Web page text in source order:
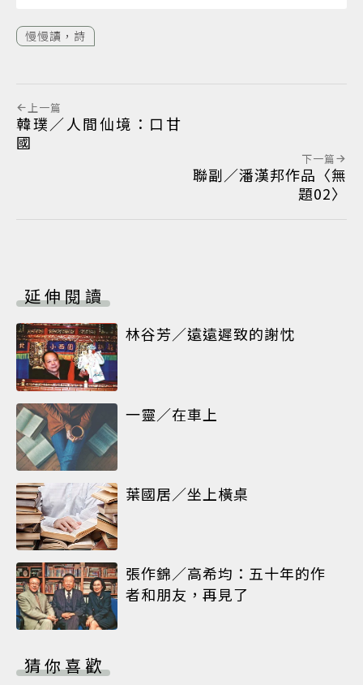
慢慢讀，詩
上一篇
韓璞／人間仙境：口甘
國
下一篇
聯副／潘漢邦作品〈無
題02〉
延伸閱讀
林谷芳／遠遠遲致的謝忱
一靈／在車上
葉國居／坐上橫桌
張作錦／高希均：五十年的作
者和朋友，再見了
猜你喜歡